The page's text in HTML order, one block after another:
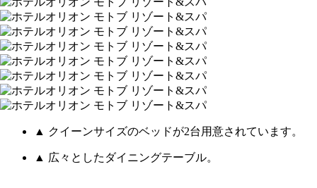
▲ クイーンサイズのベッドが2台用意されています。
▲ 広々としたダイニングテーブル。